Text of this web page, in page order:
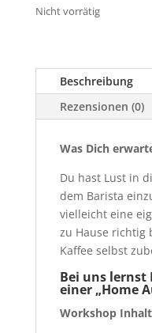
Nicht vorrätig
Beschreibung
Rezensionen (0)
Was Dich
Du hast Lust in
dem Barista
vielleicht eine
zu Hause richtig
Kaffee selbst
Bei uns lernst
einer „Home
Workshop